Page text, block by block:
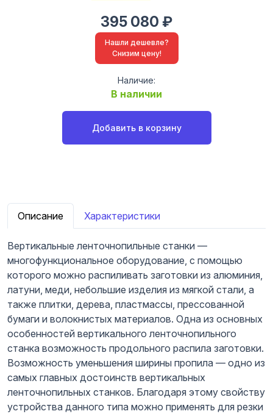
395 080 ₽
Нашли дешевле?
Снизим цену!
Наличие:
В наличии
Добавить в корзину
Описание Характеристики
Вертикальные ленточнопильные станки —
многофункциональное оборудование, с помощью
которого можно распиливать заготовки из алюминия,
латуни, меди, небольшие изделия из мягкой стали, а
также плитки, дерева, пластмассы, прессованной
бумаги и волокнистых материалов. Одна из основных
особенностей вертикального ленточнопильного
станка возможность продольного распила заготовки.
Возможность уменьшения ширины пропила — одно из
самых главных достоинств вертикальных
ленточнопильных станков. Благодаря этому свойству
устройства данного типа можно применять для резки